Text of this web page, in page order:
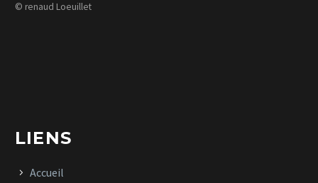
© renaud Loeuillet
LIENS
Accueil